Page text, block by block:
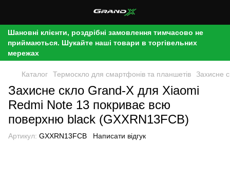
Шановні клієнти, роздрібні замовлення тимчасово не
приймаються. Шукайте наші товари в торгівельних
мережах
Каталог Термоскло для смартфонів та планшетів Захисне
Захисне скло Grand-X для Xiaomi
Redmi Note 13 покриває всю
поверхню black (GXXRN13FCB)
Артикул: GXXRN13FCB Написати відгук